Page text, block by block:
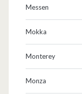
Messen
Mokka
Monterey
Monza